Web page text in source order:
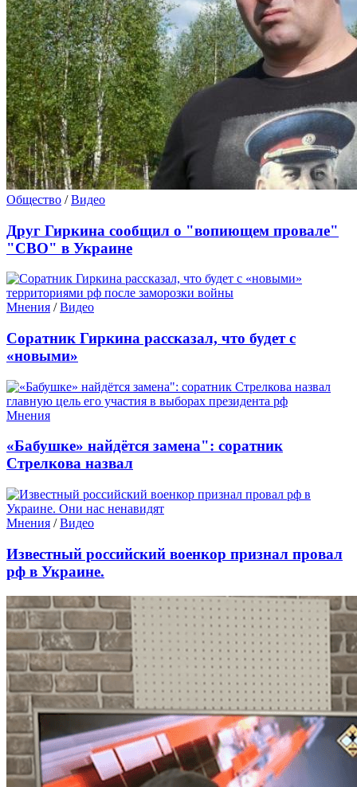
Общество /Видео
Друг Гиркина сообщил о "вопиющем провале"
"СВО" в Украине
Мнения /Видео
Соратник Гиркина рассказал, что будет с
«новыми»
Мнения
«Бабушке» найдётся замена": соратник
Стрелкова назвал
Мнения /Видео
Известный российский военкор признал провал
рф в Украине.